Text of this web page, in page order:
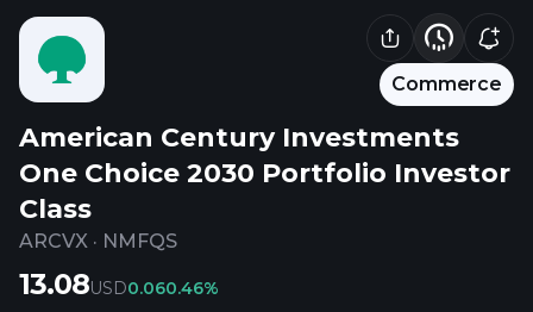
Commerce
American Century Investments
One Choice 2030 Portfolio Investor
Class
ARCVX · NMFQS
13.08USD0.060.46%